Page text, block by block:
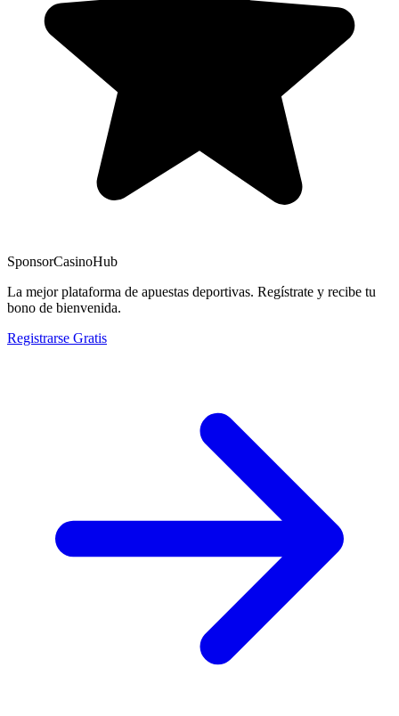
SponsorCasinoHub
La mejor plataforma de apuestas deportivas. Regístrate y recibe tu
bono de bienvenida.
Registrarse Gratis